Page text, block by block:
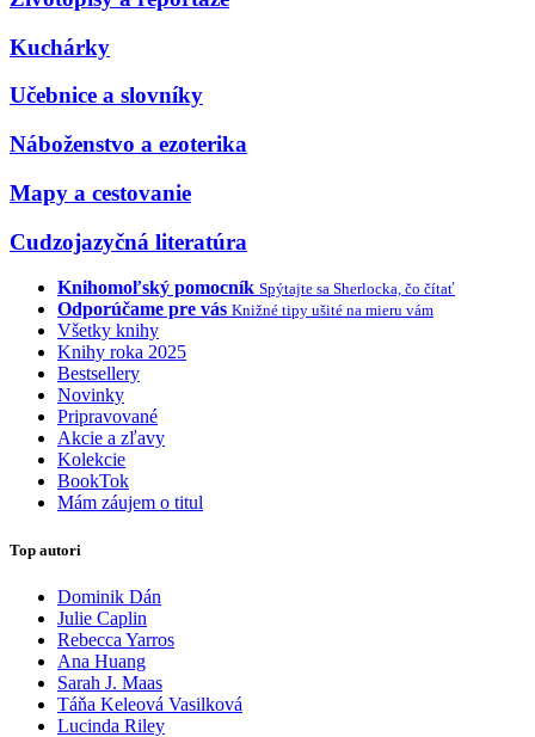
Kuchárky
Učebnice a slovníky
Náboženstvo a ezoterika
Mapy a cestovanie
Cudzojazyčná literatúra
Knihomoľský pomocník Spýtajte sa Sherlocka, čo čítať
Odporúčame pre vás Knižné tipy ušité na mieru vám
Všetky knihy
Knihy roka 2025
Bestsellery
Novinky
Pripravované
Akcie a zľavy
Kolekcie
BookTok
Mám záujem o titul
Top autori
Dominik Dán
Julie Caplin
Rebecca Yarros
Ana Huang
Sarah J. Maas
Táňa Keleová Vasilková
Lucinda Riley